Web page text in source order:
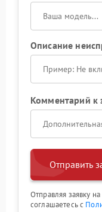
Описание
Комментарий к
Отправить
Отправляя заявку
соглашаетесь с